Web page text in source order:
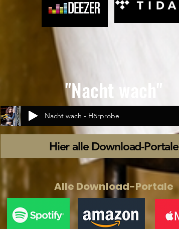
Hier alle Download-Portale
Alle Download-Portale
"Nacht wach"
Nacht wach - Hörprobe